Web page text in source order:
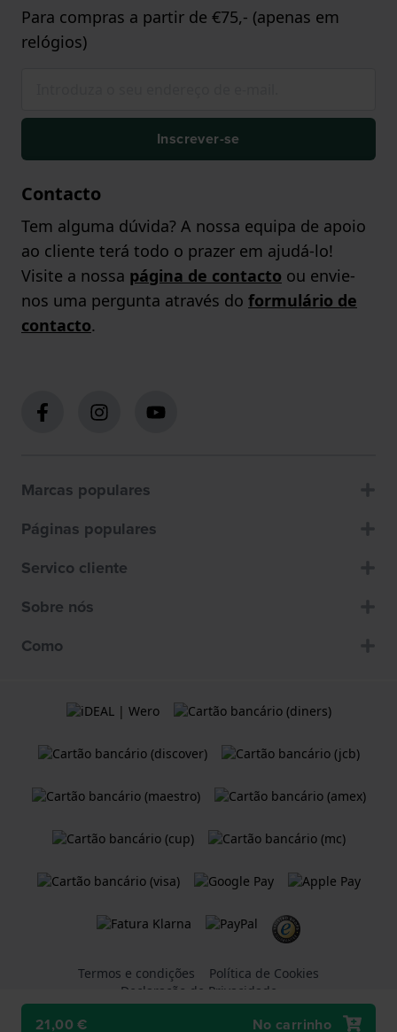
21,00 € No carrinho
Para compras a partir de €75,- (apenas em
relógios)
Inscrever-se
Contacto
Tem alguma dúvida? A nossa equipa de apoio
ao cliente terá todo o prazer em ajudá-lo!
Visite a nossa página de contacto ou envie-
nos uma pergunta através do formulário de
contacto.
Marcas populares
Páginas populares
Servico cliente
Sobre nós
Como
Termos e condições
Política de Cookies
Declaração de Privacidade